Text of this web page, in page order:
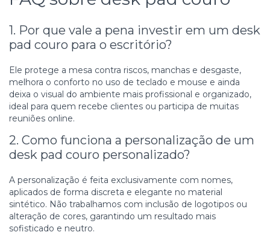
1. Por que vale a pena investir em um desk
pad couro para o escritório?
Ele protege a mesa contra riscos, manchas e desgaste,
melhora o conforto no uso de teclado e mouse e ainda
deixa o visual do ambiente mais profissional e organizado,
ideal para quem recebe clientes ou participa de muitas
reuniões online.
2. Como funciona a personalização de um
desk pad couro personalizado?
A personalização é feita exclusivamente com nomes,
aplicados de forma discreta e elegante no material
sintético. Não trabalhamos com inclusão de logotipos ou
alteração de cores, garantindo um resultado mais
sofisticado e neutro.